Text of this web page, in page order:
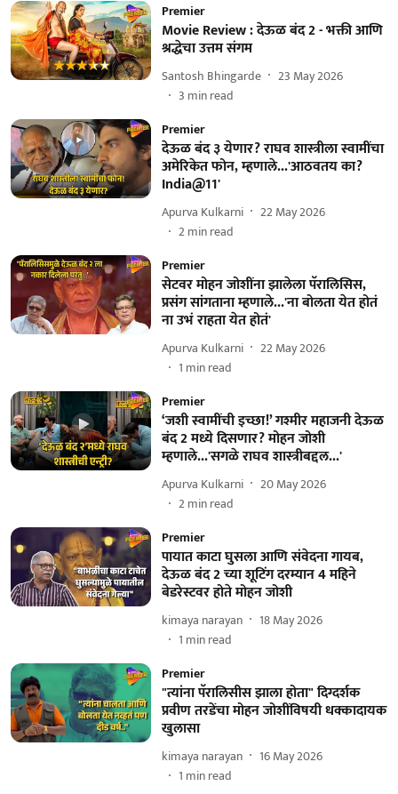
Premier
Movie Review : देऊळ बंद 2 - भक्ती आणि
श्रद्धेचा उत्तम संगम
Santosh Bhingarde
23 May 2026
3 min read
Premier
देऊळ बंद ३ येणार? राघव शास्त्रीला स्वामींचा
अमेरिकेत फोन, म्हणाले...'आठवतय का?
India@11'
Apurva Kulkarni
22 May 2026
2min read
Premier
सेटवर मोहन जोशींना झालेला पॅरालिसिस,
प्रसंग सांगताना म्हणाले...'ना बोलता येत होतं
ना उभं राहता येत होतं'
Apurva Kulkarni
22 May 2026
1 min read
Premier
‘जशी स्वामींची इच्छा!’ गश्मीर महाजनी देऊळ
बंद 2 मध्ये दिसणार? मोहन जोशी
म्हणाले...'सगळे राघव शास्त्रीबद्दल...'
Apurva Kulkarni
20 May 2026
2min read
Premier
पायात काटा घुसला आणि संवेदना गायब,
देऊळ बंद 2 च्या शूटिंग दरम्यान 4 महिने
बेडरेस्टवर होते मोहन जोशी
kimaya narayan
18 May 2026
1 min read
Premier
"त्यांना पॅरालिसीस झाला होता" दिग्दर्शक
प्रवीण तरडेंचा मोहन जोशींविषयी धक्कादायक
खुलासा
kimaya narayan
16 May 2026
1 min read